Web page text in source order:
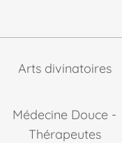
Arts divinatoires
Médecine Douce -
Thérapeutes